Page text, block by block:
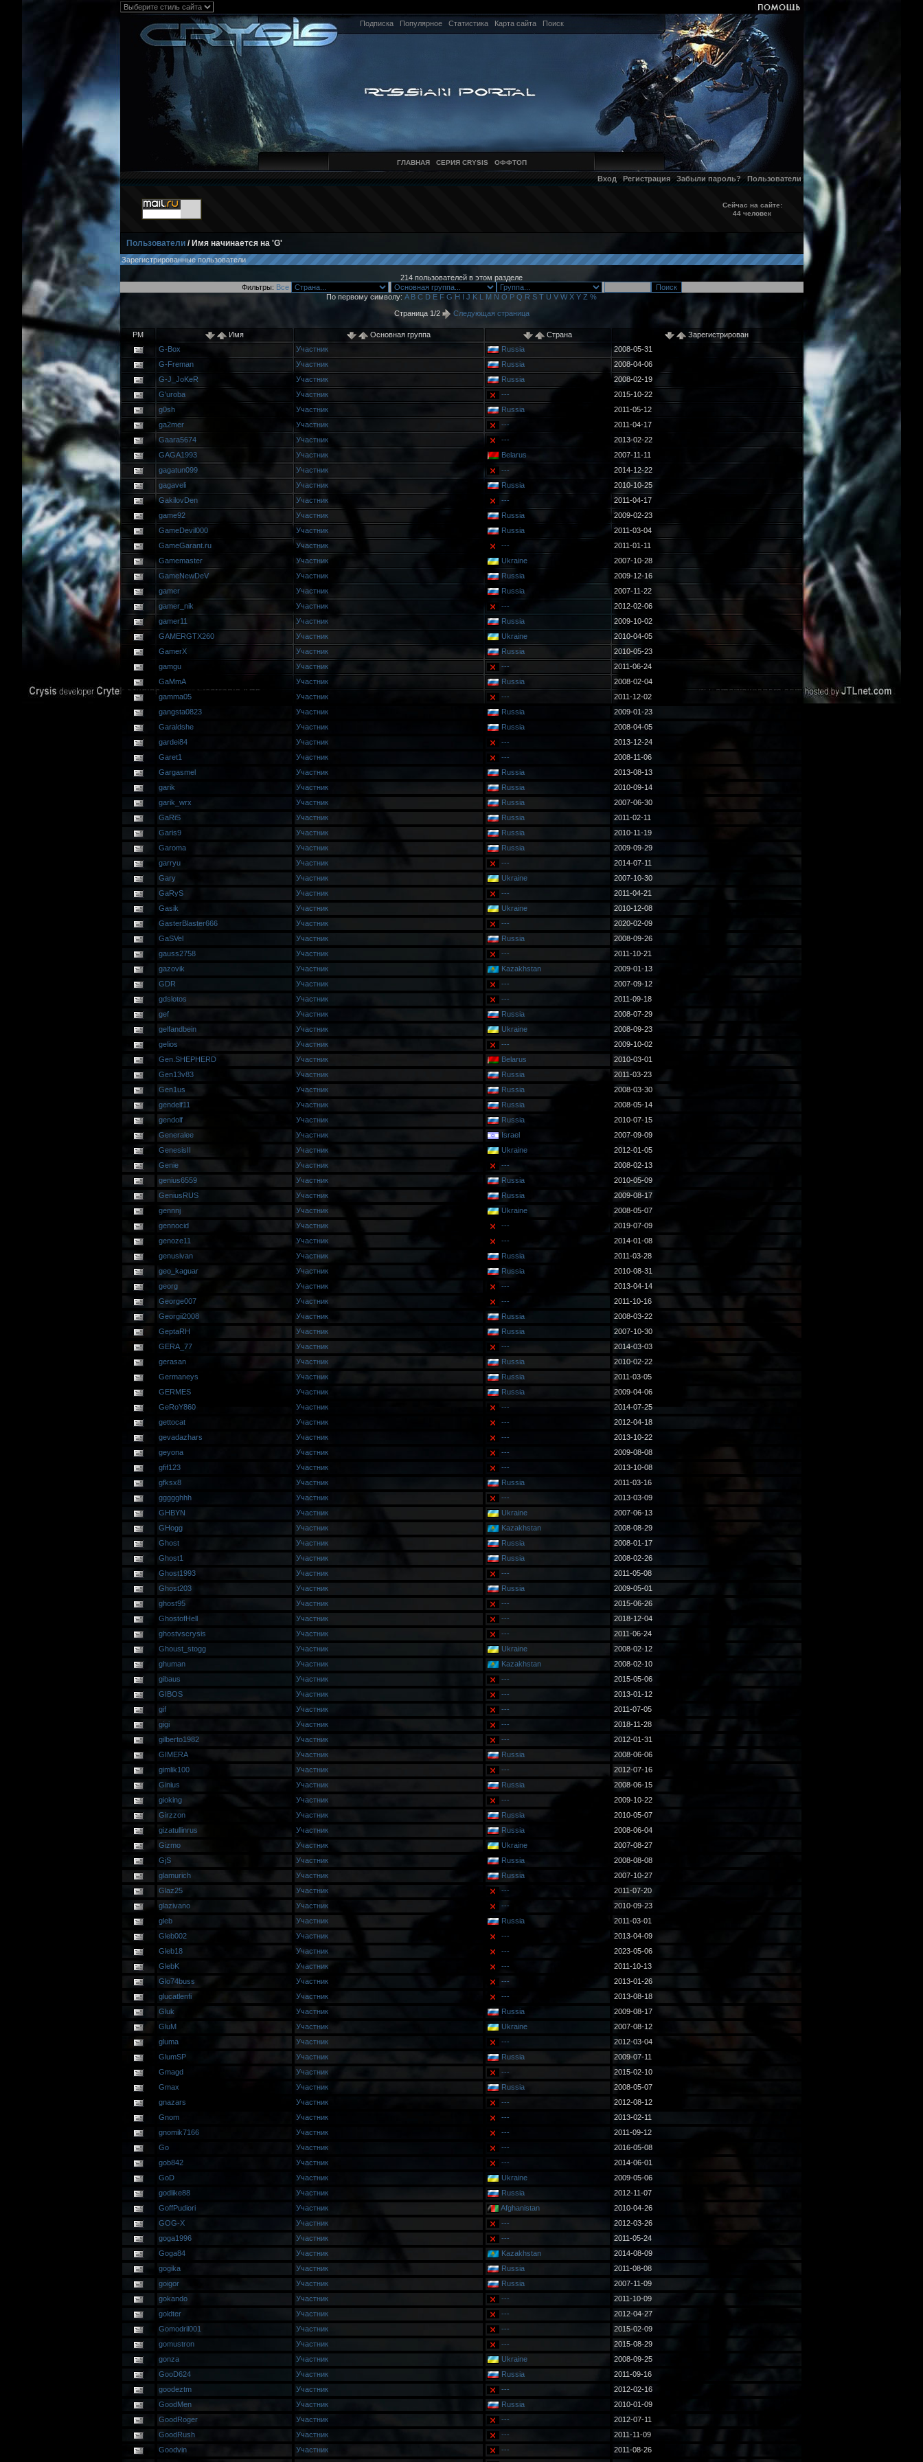
Подписка Популярное Статистика Карта сайта Поиск
ГЛАВНАЯ СЕРИЯ CRYSIS ОФФТОП
Вход Регистрация Забыли пароль? Пользователи
Сейчас на сайте:
44 человек
Пользователи/ Имя начинается на 'G'
Зарегистрированные пользователи
214 пользователей в этом разделе
Фильтры: Все
По первому символу: A B C D E F G H I J K L M N O P Q R S T U V W X Y Z %
Страница 1/2
Следующая страница
PM Имя Основная группа Страна
Зарегистрирован
G-Box
Участник Russia
2008-05-31
G-Freman
Участник Russia
2008-04-06
G-J_JoKeR
Участник Russia
2008-02-19
G'uroba
Участник ---
2015-10-22
g0sh
Участник Russia
2011-05-12
ga2mer
Участник ---
2011-04-17
Gaara5674
Участник ---
2013-02-22
GAGA1993
Участник Belarus
2007-11-11
gagatun099
Участник ---
2014-12-22
gagaveli
Участник Russia
2010-10-25
GakilovDen
Участник ---
2011-04-17
game92
Участник Russia
2009-02-23
GameDevil000
Участник Russia
2011-03-04
GameGarant.ru
Участник ---
2011-01-11
Gamemaster
Участник Ukraine
2007-10-28
GameNewDeV
Участник Russia
2009-12-16
gamer
Участник Russia
2007-11-22
gamer_nik
Участник ---
2012-02-06
gamer11
Участник Russia
2009-10-02
GAMERGTX260
Участник Ukraine
2010-04-05
GamerX
Участник Russia
2010-05-23
gamgu
Участник ---
2011-06-24
GaMmA
Участник Russia
2008-02-04
gamma05
Участник ---
2011-12-02
gangsta0823
Участник Russia
2009-01-23
Garaldshe
Участник Russia
2008-04-05
gardei84
Участник ---
2013-12-24
Garet1
Участник ---
2008-11-06
Gargasmel
Участник Russia
2013-08-13
garik
Участник Russia
2010-09-14
garik_wrx
Участник Russia
2007-06-30
GaRiS
Участник Russia
2011-02-11
Garis9
Участник Russia
2010-11-19
Garoma
Участник Russia
2009-09-29
garryu
Участник ---
2014-07-11
Gary
Участник Ukraine
2007-10-30
GaRyS
Участник ---
2011-04-21
Gasik
Участник Ukraine
2010-12-08
GasterBlaster666
Участник ---
2020-02-09
GaSVel
Участник Russia
2008-09-26
gauss2758
Участник ---
2011-10-21
gazovik
Участник Kazakhstan
2009-01-13
GDR
Участник ---
2007-09-12
gdslotos
Участник ---
2011-09-18
gef
Участник Russia
2008-07-29
gelfandbein
Участник Ukraine
2008-09-23
gelios
Участник ---
2009-10-02
Gen.SHEPHERD
Участник Belarus
2010-03-01
Gen13v83
Участник Russia
2011-03-23
Gen1us
Участник Russia
2008-03-30
gendelf11
Участник Russia
2008-05-14
gendolf
Участник Russia
2010-07-15
Generalee
Участник Israel
2007-09-09
GenesisII
Участник Ukraine
2012-01-05
Genie
Участник ---
2008-02-13
genius6559
Участник Russia
2010-05-09
GeniusRUS
Участник Russia
2009-08-17
gennnj
Участник Ukraine
2008-05-07
gennocid
Участник ---
2019-07-09
genoze11
Участник ---
2014-01-08
genusivan
Участник Russia
2011-03-28
geo_kaguar
Участник Russia
2010-08-31
georg
Участник ---
2013-04-14
George007
Участник ---
2011-10-16
Georgii2008
Участник Russia
2008-03-22
GeptaRH
Участник Russia
2007-10-30
GERA_77
Участник ---
2014-03-03
gerasan
Участник Russia
2010-02-22
Germaneys
Участник Russia
2011-03-05
GERMES
Участник Russia
2009-04-06
GeRoY860
Участник ---
2014-07-25
gettocat
Участник ---
2012-04-18
gevadazhars
Участник ---
2013-10-22
geyona
Участник ---
2009-08-08
gfif123
Участник ---
2013-10-08
gfksx8
Участник Russia
2011-03-16
ggggghhh
Участник ---
2013-03-09
GHBYN
Участник Ukraine
2007-06-13
GHogg
Участник Kazakhstan
2008-08-29
Ghost
Участник Russia
2008-01-17
Ghost1
Участник Russia
2008-02-26
Ghost1993
Участник ---
2011-05-08
Ghost203
Участник Russia
2009-05-01
ghost95
Участник ---
2015-06-26
GhostofHell
Участник ---
2018-12-04
ghostvscrysis
Участник ---
2011-06-24
Ghoust_stogg
Участник Ukraine
2008-02-12
ghuman
Участник Kazakhstan
2008-02-10
gibaus
Участник ---
2015-05-06
GIBOS
Участник ---
2013-01-12
gif
Участник ---
2011-07-05
gigi
Участник ---
2018-11-28
gilberto1982
Участник ---
2012-01-31
GIMERA
Участник Russia
2008-06-06
gimlik100
Участник ---
2012-07-16
Ginius
Участник Russia
2008-06-15
gioking
Участник ---
2009-10-22
Girzzon
Участник Russia
2010-05-07
gizatullinrus
Участник Russia
2008-06-04
Gizmo
Участник Ukraine
2007-08-27
GjS
Участник Russia
2008-08-08
glamurich
Участник Russia
2007-10-27
Glaz25
Участник ---
2011-07-20
glazivano
Участник ---
2010-09-23
gleb
Участник Russia
2011-03-01
Gleb002
Участник ---
2013-04-09
Gleb18
Участник ---
2023-05-06
GlebK
Участник ---
2011-10-13
Glo74buss
Участник ---
2013-01-26
glucatlenfi
Участник ---
2013-08-18
Gluk
Участник Russia
2009-08-17
GluM
Участник Ukraine
2007-08-12
gluma
Участник ---
2012-03-04
GlumSP
Участник Russia
2009-07-11
Gmagd
Участник ---
2015-02-10
Gmax
Участник Russia
2008-05-07
gnazars
Участник ---
2012-08-12
Gnom
Участник ---
2013-02-11
gnomik7166
Участник ---
2011-09-12
Go
Участник ---
2016-05-08
gob842
Участник ---
2014-06-01
GoD
Участник Ukraine
2009-05-06
godlike88
Участник Russia
2012-11-07
GoffPudiori
Участник Afghanistan
2010-04-26
GOG-X
Участник ---
2012-03-26
goga1996
Участник ---
2011-05-24
Goga84
Участник Kazakhstan
2014-08-09
gogika
Участник Russia
2011-08-08
goigor
Участник Russia
2007-11-09
gokando
Участник ---
2011-10-09
goldter
Участник ---
2012-04-27
Gomodril001
Участник ---
2015-02-09
gomustron
Участник ---
2015-08-29
gonza
Участник Ukraine
2008-09-25
GooD624
Участник Russia
2011-09-16
goodeztm
Участник ---
2012-02-16
GoodMen
Участник Russia
2010-01-09
GoodRoger
Участник ---
2012-07-11
GoodRush
Участник ---
2011-11-09
Goodvin
Участник ---
2011-08-26